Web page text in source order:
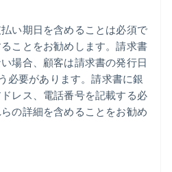
い期日を含めることは必須で
ことをお勧めします。請求書
場合、顧客は請求書の発行日
必要があります。請求書に銀
レス、電話番号を記載する必
の詳細を含めることをお勧め